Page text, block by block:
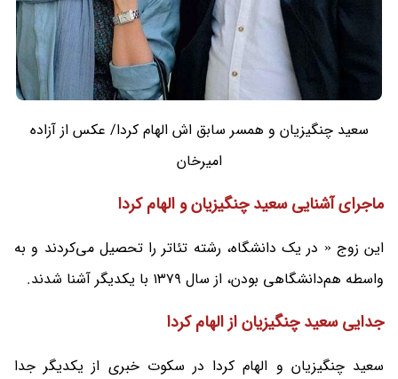
سعید چنگیزیان و همسر سابق اش الهام کردا/ عکس از آزاده
امیرخان
ماجرای آشنایی سعید چنگیزیان و الهام کردا
این زوج « در یک دانشگاه، رشته تئاتر را تحصیل می‌کردند و به
واسطه هم‌دانشگاهی بودن، از سال ۱۳۷۹ با یکدیگر آشنا شدند.
جدایی سعید چنگیزیان از الهام کردا
سعید چنگیزیان و الهام کردا در سکوت خبری از یکدیگر جدا